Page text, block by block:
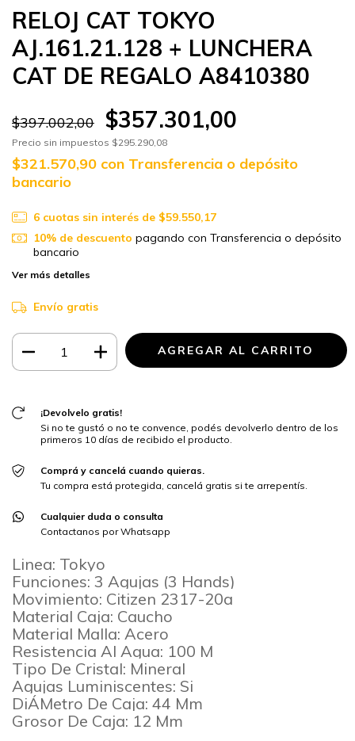
RELOJ CAT TOKYO
AJ.161.21.128 + LUNCHERA
CAT DE REGALO A8410380
$397.002,00 $357.301,00
Precio sin impuestos $295.290,08
$321.570,90 con Transferencia o depósito
bancario
6 cuotas sin interés de $59.550,17
10% de descuento pagando con Transferencia o depósito
bancario
Ver más detalles
Envío gratis
¡Devolvelo gratis!
Si no te gustó o no te convence, podés devolverlo dentro de los
primeros 10 días de recibido el producto.
Comprá y cancelá cuando quieras.
Tu compra está protegida, cancelá gratis si te arrepentís.
Cualquier duda o consulta
Contactanos por Whatsapp
Linea: Tokyo
Funciones: 3 Agujas (3 Hands)
Movimiento: Citizen 2317-20a
Material Caja: Caucho
Material Malla: Acero
Resistencia Al Agua: 100 M
Tipo De Cristal: Mineral
Agujas Luminiscentes: Si
DiÁMetro De Caja: 44 Mm
Grosor De Caja: 12 Mm